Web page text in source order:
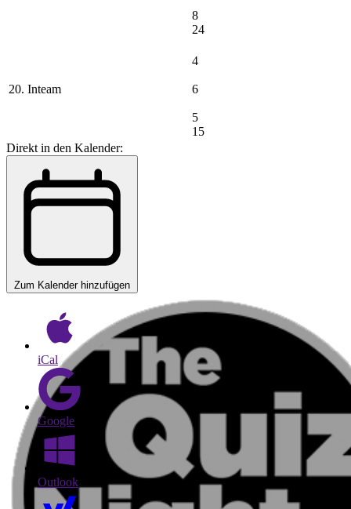
8
24
20. Inteam
4
6
5
15
Direkt in den Kalender:
Zum Kalender hinzufügen
iCal
Google
Outlook